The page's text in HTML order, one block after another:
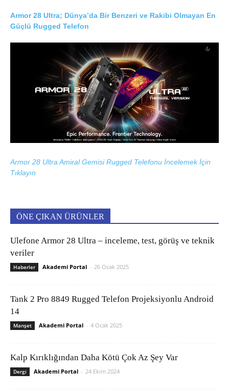
Armor 28 Ultra; Dünya’da Bir Benzeri ve Rakibi Olmayan En
Güçlü Rugged Telefon
Armor 28 Ultra Amiral Gemisi Rugged Telefonu İncelemek İçin
Tıklayın
ÖNE ÇIKAN ÜRÜNLER
Ulefone Armor 28 Ultra – inceleme, test, görüş ve teknik
veriler
Haberler Akademi Portal - 26 Ocak 2025
Tank 2 Pro 8849 Rugged Telefon Projeksiyonlu Android
14
Manşet Akademi Portal - 4 Ocak 2025
Kalp Kırıklığından Daha Kötü Çok Az Şey Var
Dergi Akademi Portal - 24 Ekim 2024